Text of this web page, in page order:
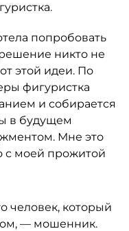
попробовать
решение никто не
этой идеи. По
фигуристка
и собирается
в будущем
Мне это
с моей прожитой
человек, который
— мошенник.